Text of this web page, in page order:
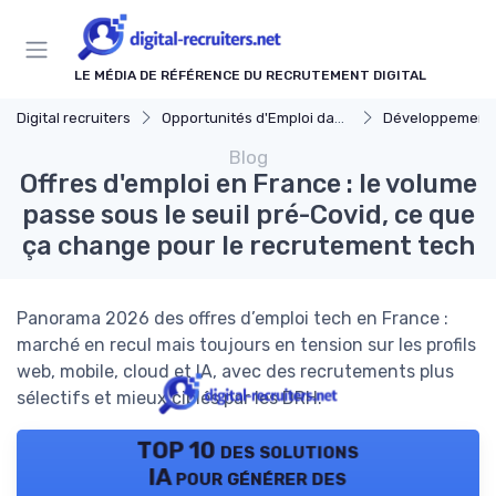
LE MÉDIA DE RÉFÉRENCE DU RECRUTEMENT DIGITAL
Digital recruiters Opportunités d'Emploi dans le Digital Développement
Blog
Offres d'emploi en France : le volume
passe sous le seuil pré-Covid, ce que
ça change pour le recrutement tech
Panorama 2026 des offres d’emploi tech en France :
marché en recul mais toujours en tension sur les profils
web, mobile, cloud et IA, avec des recrutements plus
sélectifs et mieux ciblés par les DRH.
TOP 10 des solutions
IA pour générer des
Panneau de gestion des cookies